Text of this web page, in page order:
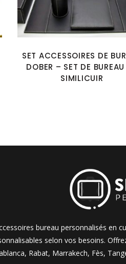
SET ACCESSOIRES DE
DOBER – SET DE BUREAU
SIMILICUIR
bureau personnalisés en
selon vos besoins.
Rabat, Marrakech, Fès,